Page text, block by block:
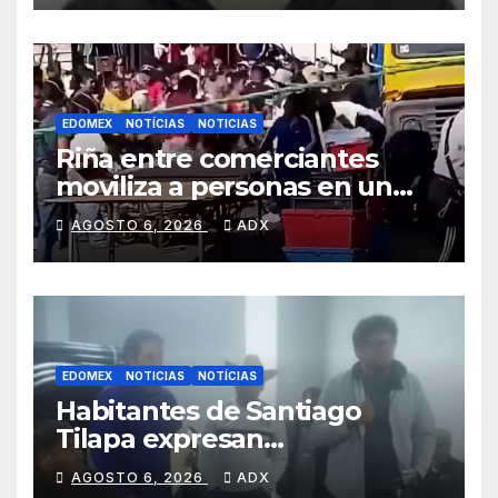
EDOMEX NOTÍCIAS NOTICIAS
Riña entre comerciantes
moviliza a personas en un
tianguis de Naucalpan
AGOSTO 6, 2026 ADX
EDOMEX NOTICIAS NOTÍCIAS
Habitantes de Santiago
Tilapa expresan
inconformidad por falta de
AGOSTO 6, 2026 ADX